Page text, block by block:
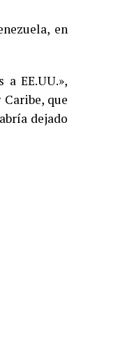
en
EE.UU.»,
que
dejado